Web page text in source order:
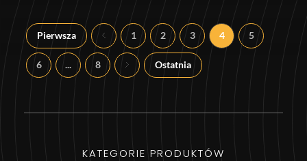
Pierwsza 1 2 3 4 5
6 ... 8 Ostatnia
KATEGORIE PRODUKTÓW